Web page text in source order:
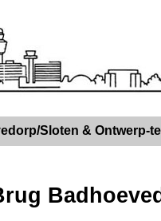
Sloten & Ontwerp-